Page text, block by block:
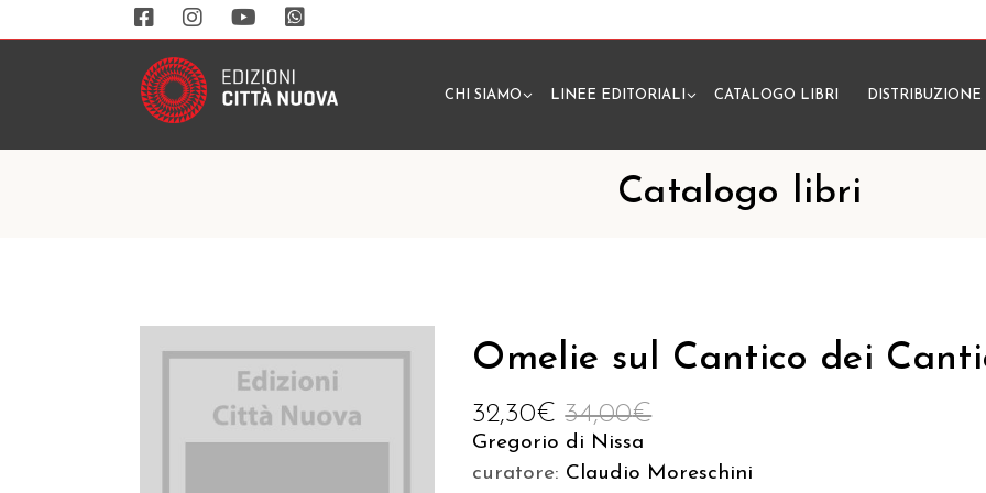
CHI SIAMO LINEE EDITORIALI CATALOGO LIBRI DISTRIBUZIONE
Catalogo libri
Omelie sul Cantico dei
34,00€
32,30€
Gregorio di Nissa
curatore: Claudio Moreschini